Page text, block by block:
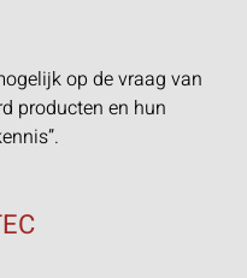
op de vraag van
producten en hun